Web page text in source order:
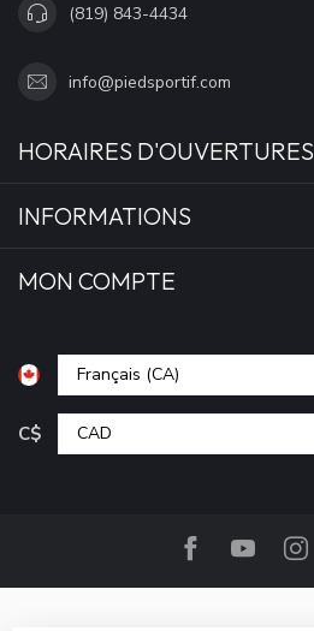
(819) 843-4434
info@piedsportif.com
HORAIRES D'OUVERTURES
INFORMATIONS
MON COMPTE
C$